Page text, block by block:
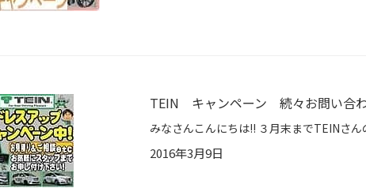
TEIN キャンペーン 続々お問い合
2016年3月9日